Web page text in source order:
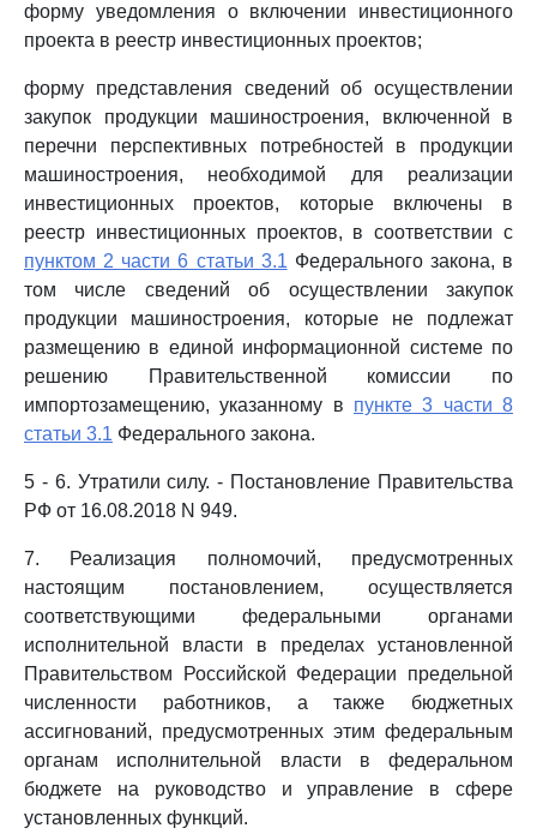
форму уведомления о включении инвестиционного
проекта в реестр инвестиционных проектов;
форму представления сведений об осуществлении
закупок продукции машиностроения, включенной в
перечни перспективных потребностей в продукции
машиностроения, необходимой для реализации
инвестиционных проектов, которые включены в
реестр инвестиционных проектов, в соответствии с
пунктом 2 части 6 статьи 3.1 Федерального закона, в
том числе сведений об осуществлении закупок
продукции машиностроения, которые не подлежат
размещению в единой информационной системе по
решению Правительственной комиссии по
импортозамещению, указанному в пункте 3 части 8
статьи 3.1 Федерального закона.
5 - 6. Утратили силу. - Постановление Правительства
РФ от 16.08.2018 N 949.
7. Реализация полномочий, предусмотренных
настоящим постановлением, осуществляется
соответствующими федеральными органами
исполнительной власти в пределах установленной
Правительством Российской Федерации предельной
численности работников, а также бюджетных
ассигнований, предусмотренных этим федеральным
органам исполнительной власти в федеральном
бюджете на руководство и управление в сфере
установленных функций.